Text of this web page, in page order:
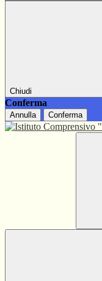
Chiudi
Conferma
Annulla Conferma